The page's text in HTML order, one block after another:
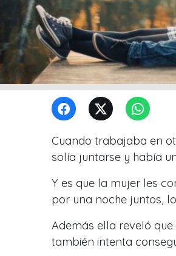
Cuando trabajaba en
solía juntarse y había
Y es que la mujer les
por una noche juntos,
Además ella reveló
también intenta